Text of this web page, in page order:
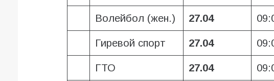
Волейбол (жен.) 27.04
Гиревой спорт 27.04
ГТО 27.04